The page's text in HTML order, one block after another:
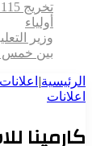
أولياء
وزير
بين خمس
الرئيسية| اعلانات
اعلانات
كارمينا